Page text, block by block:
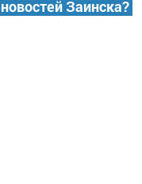
Заинска?